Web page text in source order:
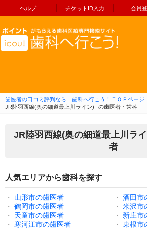
ヘルプ チケットID入力 会員
コンテン
歯医者の口コミ評判なら｜歯科へ行こう！ＴＯＰページ
JR陸羽西線(奥の細道最上川ライン)
の歯医者・歯科
JR陸羽西線(奥の細道最上川ラ
者
人気エリアから歯科を探す
・ 山形市の歯医者 ・
酒田市
・
鶴岡市の歯医者 ・
米沢市
・
天童市の歯医者 ・
新庄市
・
寒河江市の歯医者 ・ 東根市